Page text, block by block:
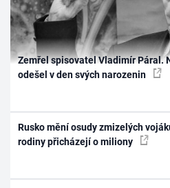
Zemřel spisovatel Vladimír Páral.
odešel v den svých narozenin
Rusko mění osudy zmizelých
rodiny přicházejí o miliony